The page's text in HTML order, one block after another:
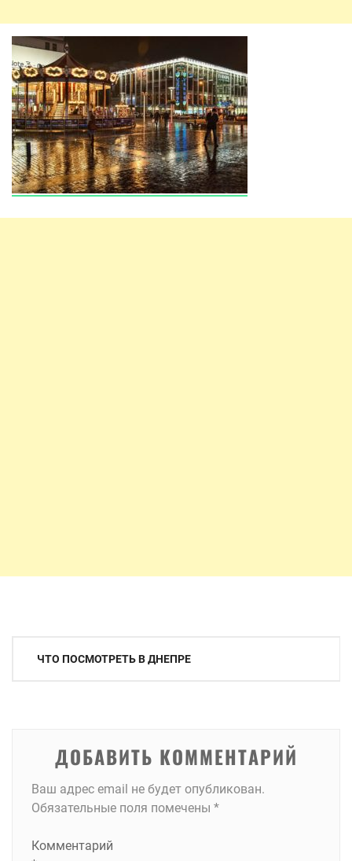
Навигация
ЧТО ПОСМОТРЕТЬ В ДНЕПРЕ
ДОБАВИТЬ КОММЕНТАРИЙ
Ваш адрес email не будет опубликован.
Обязательные поля помечены *
Комментарий